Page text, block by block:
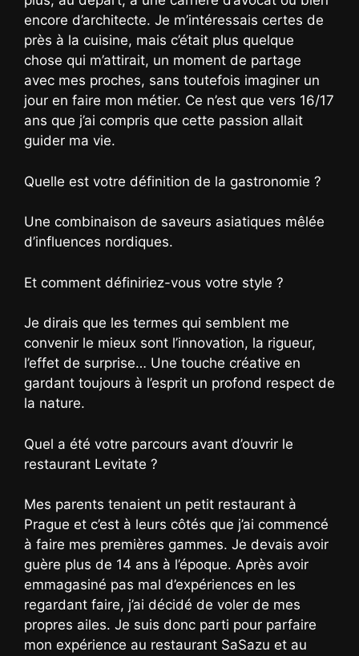
encore d’architecte. Je m’intéressais certes de
près à la cuisine, mais c’était plus quelque
chose qui m’attirait, un moment de partage
avec mes proches, sans toutefois imaginer un
jour en faire mon métier. Ce n’est que vers 16/17
ans que j’ai compris que cette passion allait
guider ma vie.
Quelle est votre définition de la gastronomie ?
Une combinaison de saveurs asiatiques mêlée
d’influences nordiques.
Et comment définiriez-vous votre style ?
Je dirais que les termes qui semblent me
convenir le mieux sont l’innovation, la rigueur,
l’effet de surprise… Une touche créative en
gardant toujours à l’esprit un profond respect de
la nature.
Quel a été votre parcours avant d’ouvrir le
restaurant Levitate ?
Mes parents tenaient un petit restaurant à
Prague et c’est à leurs côtés que j’ai commencé
à faire mes premières gammes. Je devais avoir
guère plus de 14 ans à l’époque. Après avoir
emmagasiné pas mal d’expériences en les
regardant faire, j’ai décidé de voler de mes
propres ailes. Je suis donc parti pour parfaire
mon expérience au restaurant SaSazu et au